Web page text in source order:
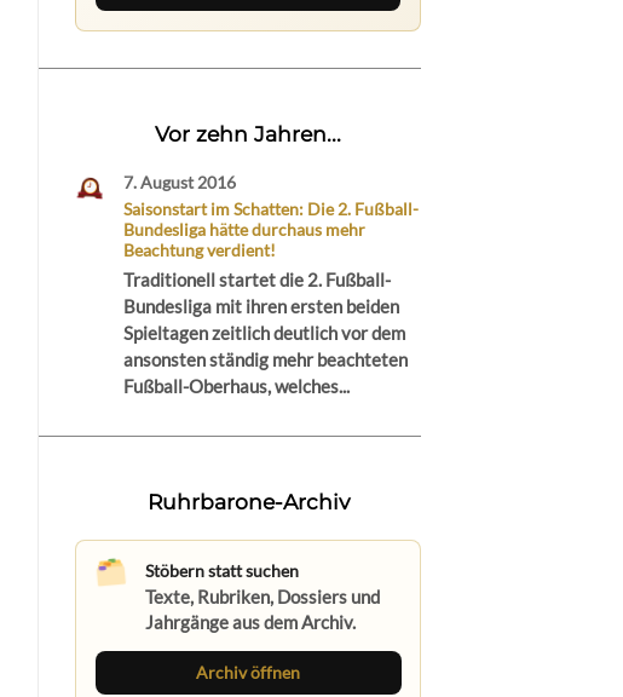
Vor zehn Jahren...
7. August 2016
Saisonstart im Schatten: Die 2. Fußball-
Bundesliga hätte durchaus mehr
Beachtung verdient!
Traditionell startet die 2. Fußball-
Bundesliga mit ihren ersten beiden
Spieltagen zeitlich deutlich vor dem
ansonsten ständig mehr beachteten
Fußball-Oberhaus, welches...
Ruhrbarone-Archiv
Stöbern statt suchen
Texte, Rubriken, Dossiers und
Jahrgänge aus dem Archiv.
Archiv öffnen